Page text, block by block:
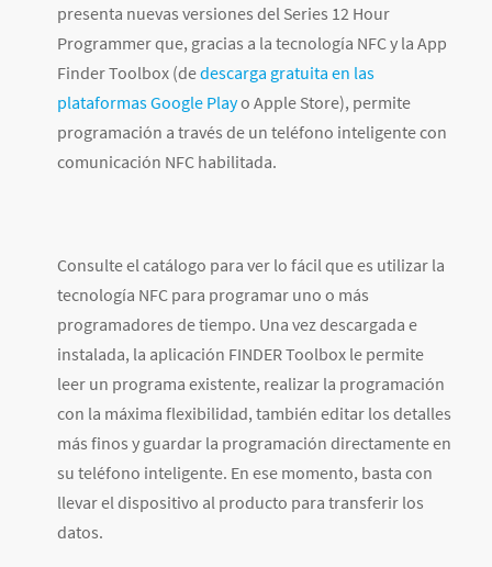
presenta nuevas versiones del Series 12 Hour
Programmer que, gracias a la tecnología NFC y la App
Finder Toolbox (dedescarga gratuita en las
plataformas Google Playo Apple Store), permite
programación a través de un teléfono inteligente con
comunicación NFC habilitada.
Consulte el catálogo para ver lo fácil que es utilizar la
tecnología NFC para programar uno o más
programadores de tiempo. Una vez descargada e
instalada, la aplicación FINDER Toolbox le permite
leer un programa existente, realizar la programación
con la máxima flexibilidad, también editar los detalles
más finos y guardar la programación directamente en
su teléfono inteligente. En ese momento, basta con
llevar el dispositivo al producto para transferir los
datos.